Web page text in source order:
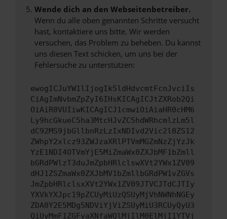
Wende dich an den Webseitenbetreiber.
Wenn du alle oben genannten Schritte versucht
hast, kontaktiere uns bitte. Wir werden
versuchen, das Problem zu beheben. Du kannst
uns diesen Text schicken, um uns bei der
Fehlersuche zu unterstützen:
ewogICJuYW1lIjogIk5ldHdvcmtFcnJvciIs
CiAgImNvbmZpZyI6IHsKICAgICJtZXRob2Qi
OiAiR0VUIiwKICAgICJ1cmwiOiAiaHR0cHM6
Ly9hcGkueC5ha3MtcHJvZC5hdWRhcmlzLm5l
dC92MS9jbGllbnRzLzIxNDIvd2Vic2l0ZS12
ZWhpY2xlcz93ZWJzaXRlPTVmMGZmNzZjYzJk
YzE1NDI4OTVmYjE5MiZmaWx0ZXJbMF1bZmll
bGRdPWlzT3duJmZpbHRlclswXVt2YWx1ZV09
dHJ1ZSZmaWx0ZXJbMV1bZmllbGRdPW1vZGVs
JmZpbHRlclsxXVt2YWx1ZV09JTVCJTdCJTIy
YXVkYXJpc19pZCUyMiUzQSUyMjVhNWNhNGEy
ZDA0Y2E5MDg5NDViYjViZSUyMiU3RCUyQyU3
QiUyMmF1ZGFyaXNfaWQlMjIlM0ElMjI1YTVj